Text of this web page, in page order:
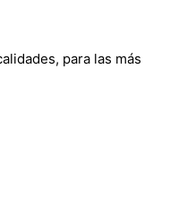
para las más